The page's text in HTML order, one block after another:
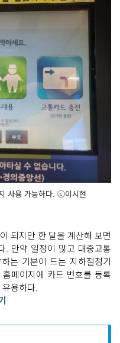
사용 가능하다. ⓒ이시현
되지만 한 달을 계산해 보면
. 만약 일정이 많고 대중교통
는 기분이 드는 지하철정기
페이지에 카드 번호를 등록
용하다.